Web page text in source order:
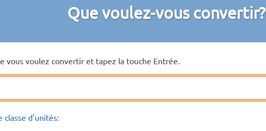
Que voulez-vous convertir?
vous voulez convertir et tapez la touche Entrée.
classe d'unités: